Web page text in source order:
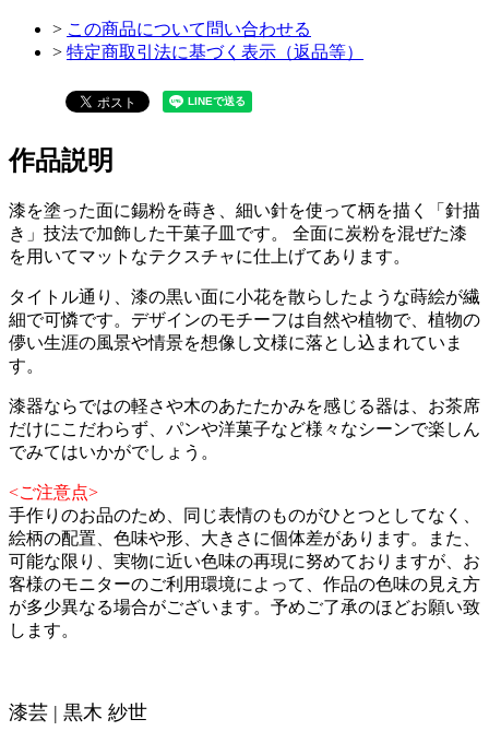
> この商品について問い合わせる
> 特定商取引法に基づく表示（返品等）
作品説明
漆を塗った面に錫粉を蒔き、細い針を使って柄を描く「針描
き」技法で加飾した干菓子皿です。 全面に炭粉を混ぜた漆
を用いてマットなテクスチャに仕上げてあります。
タイトル通り、漆の黒い面に小花を散らしたような蒔絵が繊
細で可憐です。デザインのモチーフは自然や植物で、植物の
儚い生涯の風景や情景を想像し文様に落とし込まれていま
す。
漆器ならではの軽さや木のあたたかみを感じる器は、お茶席
だけにこだわらず、パンや洋菓子など様々なシーンで楽しん
でみてはいかがでしょう。
<ご注意点>
手作りのお品のため、同じ表情のものがひとつとしてなく、
絵柄の配置、色味や形、大きさに個体差があります。また、
可能な限り、実物に近い色味の再現に努めておりますが、お
客様のモニターのご利用環境によって、作品の色味の見え方
が多少異なる場合がございます。予めご了承のほどお願い致
します。
漆芸 | 黒木 紗世